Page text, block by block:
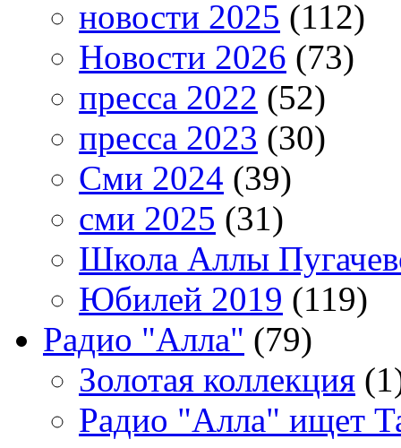
новости 2025 (112)
Новости 2026 (73)
пресса 2022 (52)
пресса 2023 (30)
Сми 2024 (39)
сми 2025 (31)
Школа Аллы
Юбилей 2019 (119)
Радио "Алла" (79)
Золотая коллекция
Радио "Алла" ищет